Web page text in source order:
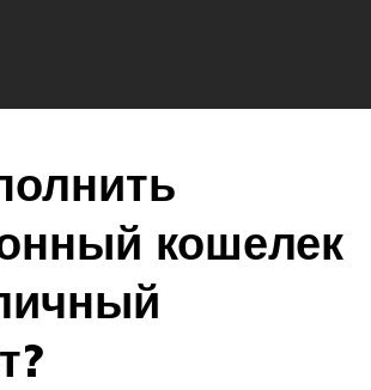
кошелек